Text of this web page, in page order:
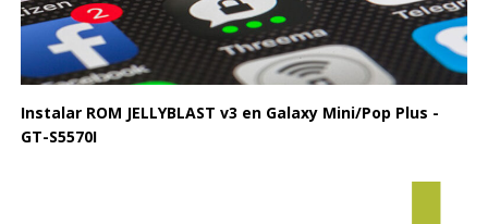
Instalar ROM JELLYBLAST v3 en Galaxy Mini/Pop Plus -
GT-S5570I